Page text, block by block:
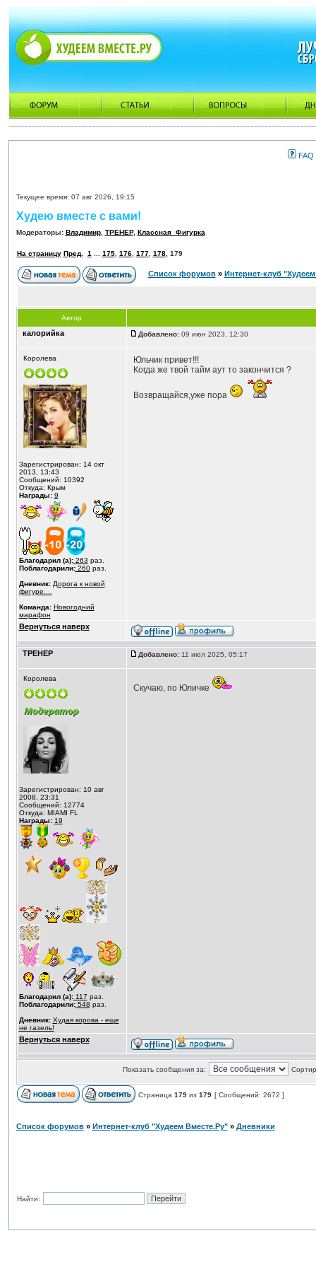
FAQ
Текущее время: 07 авг 2026, 19:15
Худею вместе с вами!
Модераторы: Владимир, ТРЕНЕР, Классная_Фигурка
На страницу Пред. 1 175, 176, 177, 178, 179
Список форумов» Интернет-клуб
Автор
калорийка Добавлено:09 июн 2023, 12:30
Королева
Зарегистрирован: 14 окт
2013, 13:43
Сообщений: 10392
Откуда: Крым
Награды: 9
Благодарил (а):263 раз.
Поблагодарили:260раз.
Дневник: Дорога к новой
фигуре....
Команда: Новогодний
марафон
Юльчик привет!!!
Когда же твой тайм аут то закончится ?
Возвращайся,уже пора
Вернуться наверх
ТРЕНЕР Добавлено:11 июл 2025, 05:17
Королева
Зарегистрирован: 10 авг
2008, 23:31
Сообщений: 12774
Откуда: MIAMI FL
Награды: 19
Благодарил (а):117 раз.
Поблагодарили:548 раз.
Дневник: Худая корова - еще
не газель!
Скучаю, по Юличке
Вернуться наверх
Показать сообщения за:
Страница 179из 179 [ Сообщений: 2672 ]
Список форумов» Интернет-клуб "Худеем Вместе.Ру"» Дневники
Найти: